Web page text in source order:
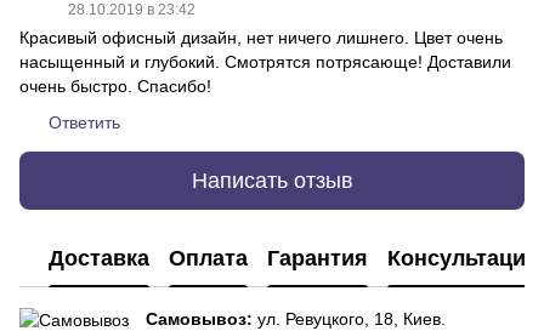
28.10.2019 в 23:42
Красивый офисный дизайн, нет ничего лишнего. Цвет очень
насыщенный и глубокий. Смотрятся потрясающе! Доставили
очень быстро. Спасибо!
Ответить
Написать отзыв
Доставка Оплата Гарантия Консультация
Самовывоз: ул. Ревуцкого, 18, Киев.